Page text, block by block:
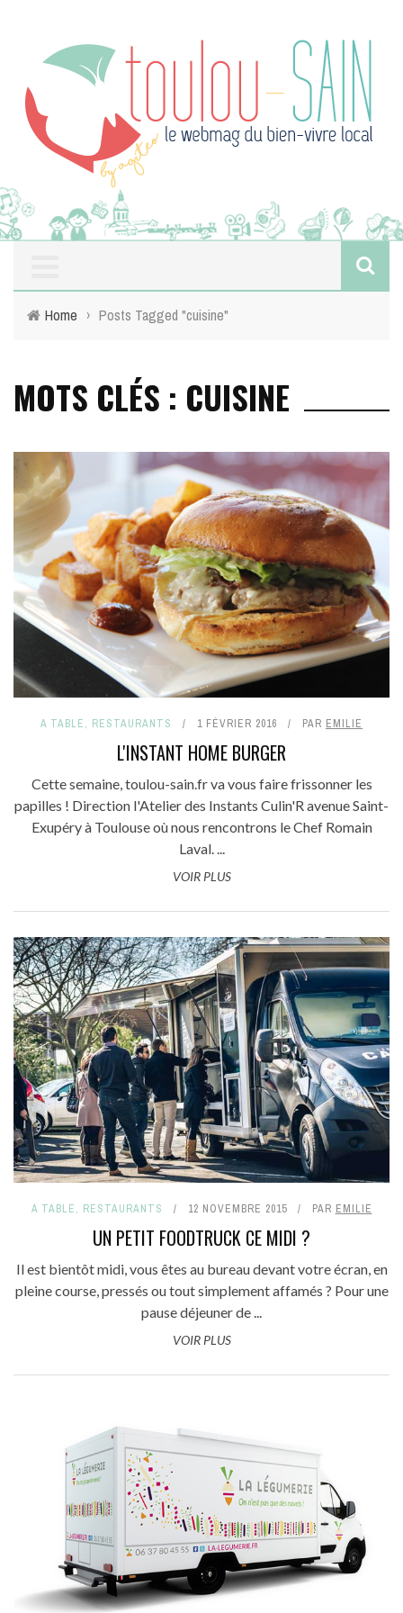
Home › Posts Tagged "cuisine"
MOTS CLÉS : CUISINE
A TABLE, RESTAURANTS 1 FÉVRIER 2016 PAR EMILIE
L'INSTANT HOME BURGER
Cette semaine, toulou-sain.fr va vous faire frissonner les
papilles ! Direction l'Atelier des Instants Culin'R avenue Saint-
Exupéry à Toulouse où nous rencontrons le Chef Romain
Laval. ...
VOIR PLUS
A TABLE, RESTAURANTS 12 NOVEMBRE 2015 PAR EMILIE
UN PETIT FOODTRUCK CE MIDI ?
Il est bientôt midi, vous êtes au bureau devant votre écran, en
pleine course, pressés ou tout simplement affamés ? Pour une
pause déjeuner de ...
VOIR PLUS